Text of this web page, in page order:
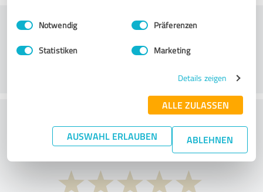
Impressum Datenschutzbestimmungen
Einwilligungsauswahl
Notwendig Präferenzen
Statistiken Marketing
Details zeigen
ALLE ZULASSEN
AUSWAHL ERLAUBEN ABLEHNEN
Serviço ao cliente
O que acha da relação
preço/desempenho?